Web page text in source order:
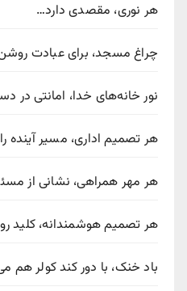
هر نوری، مقصدی دارد…
چراغ مسجد، برای عبادت
نور خانه‌های خدا، امانتی در
هر تصمیم اداری، مسیر آینده
هر مهر همراهی، نشانی از
هر تصمیم هوشمندانه، کلید
باد خنک، با دور کند کولر هم